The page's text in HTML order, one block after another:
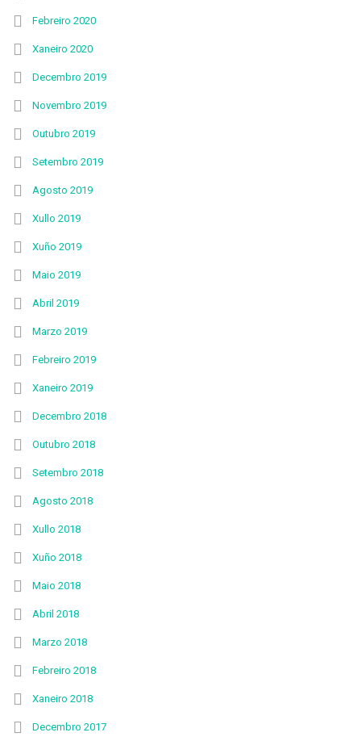
Febreiro 2020
Xaneiro 2020
Decembro 2019
Novembro 2019
Outubro 2019
Setembro 2019
Agosto 2019
Xullo 2019
Xuño 2019
Maio 2019
Abril 2019
Marzo 2019
Febreiro 2019
Xaneiro 2019
Decembro 2018
Outubro 2018
Setembro 2018
Agosto 2018
Xullo 2018
Xuño 2018
Maio 2018
Abril 2018
Marzo 2018
Febreiro 2018
Xaneiro 2018
Decembro 2017